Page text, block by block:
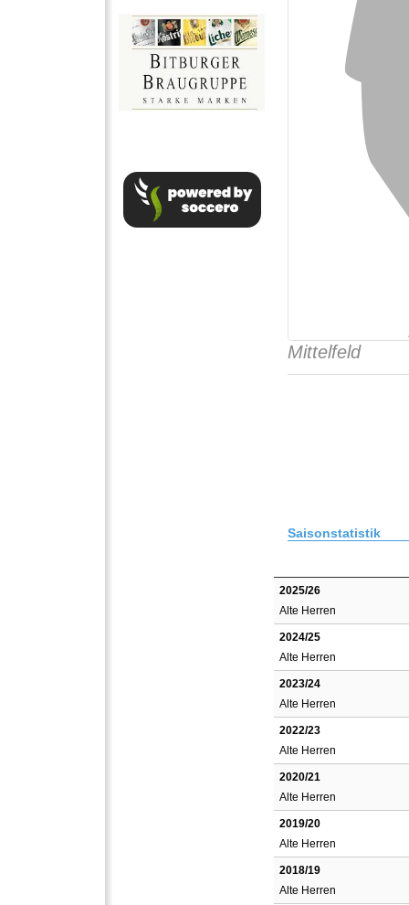
Mittelfeld
Saisonstatistik
2025/26
Alte Herren
2024/25
Alte Herren
2023/24
Alte Herren
2022/23
Alte Herren
2020/21
Alte Herren
2019/20
Alte Herren
2018/19
Alte Herren